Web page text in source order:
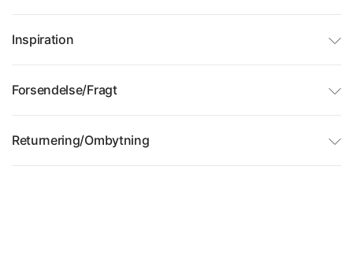
Inspiration
Forsendelse/Fragt
Returnering/Ombytning